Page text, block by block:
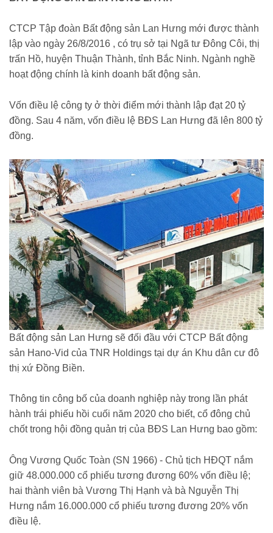
CTCP Tập đoàn Bất động sản Lan Hưng mới được thành
lập vào ngày 26/8/2016 , có trụ sở tại Ngã tư Đông Côi, thị
trấn Hồ, huyện Thuận Thành, tỉnh Bắc Ninh. Ngành nghề
hoạt động chính là kinh doanh bất động sản.
Vốn điều lệ công ty ở thời điểm mới thành lập đạt 20 tỷ
đồng. Sau 4 năm, vốn điều lệ BĐS Lan Hưng đã lên 800 tỷ
đồng.
Bất động sản Lan Hưng sẽ đối đầu với CTCP Bất động
sản Hano-Vid của TNR Holdings tại dự án Khu dân cư đô
thị xứ Đồng Biền.
Thông tin công bố của doanh nghiệp này trong lần phát
hành trái phiếu hồi cuối năm 2020 cho biết, cổ đông chủ
chốt trong hội đồng quản trị của BĐS Lan Hưng bao gồm:
Ông Vương Quốc Toàn (SN 1966) - Chủ tịch HĐQT nắm
giữ 48.000.000 cổ phiếu tương đương 60% vốn điều lệ;
hai thành viên bà Vương Thị Hạnh và bà Nguyễn Thị
Hưng nắm 16.000.000 cổ phiếu tương đương 20% vốn
điều lệ.